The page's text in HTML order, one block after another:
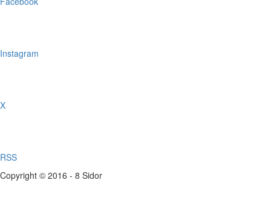
Instagram
X
RSS
Copyright © 2016 - 8 Sidor